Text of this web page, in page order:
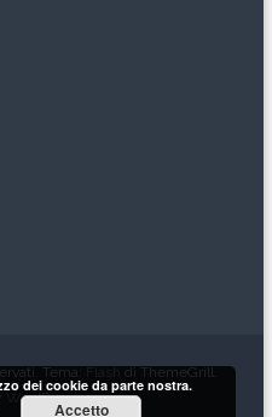
Tema:Flashdi ThemeGrill.
WordPress
dei cookie da parte nostra.
Accetto